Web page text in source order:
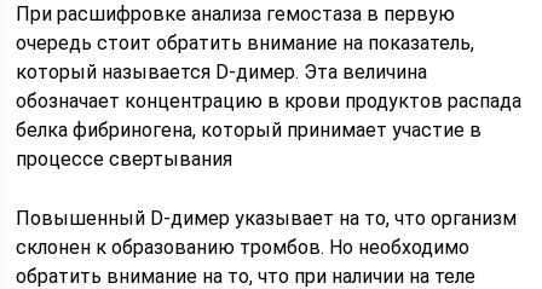
При расшифровке анализа гемостаза в первую
очередь стоит обратить внимание на показатель,
который называется D-димер. Эта величина
обозначает концентрацию в крови продуктов распада
белка фибриногена, который принимает участие в
процессе свертывания
Повышенный D-димер указывает на то, что организм
склонен к образованию тромбов. Но необходимо
обратить внимание на то, что при наличии на теле